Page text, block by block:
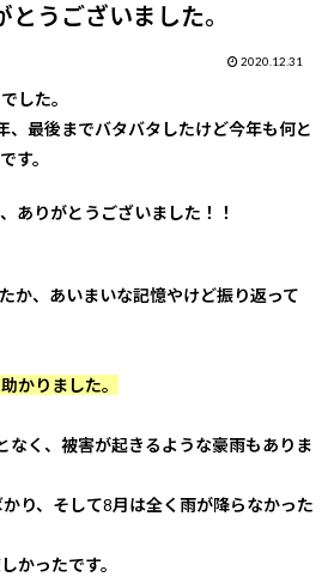
うございました。
2020.12.31
した。
、最後までバタバタしたけど今年も何と
す。
ありがとうございました！！
か、あいまいな記憶やけど振り返って
かりました。
なく、被害が起きるような豪雨もありま
り、そして8月は全く雨が降らなかった
かったです。